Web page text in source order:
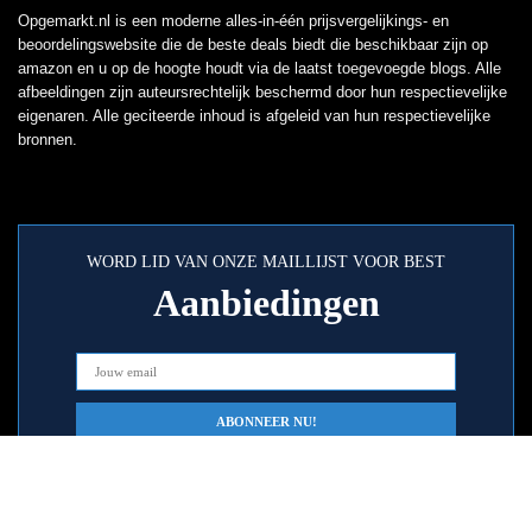
Opgemarkt.nl is een moderne alles-in-één prijsvergelijkings- en
beoordelingswebsite die de beste deals biedt die beschikbaar zijn op
amazon en u op de hoogte houdt via de laatst toegevoegde blogs. Alle
afbeeldingen zijn auteursrechtelijk beschermd door hun respectievelijke
eigenaren. Alle geciteerde inhoud is afgeleid van hun respectievelijke
bronnen.
WORD LID VAN ONZE MAILLIJST VOOR BEST
Aanbiedingen